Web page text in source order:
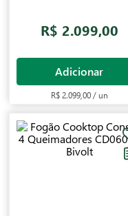
R$ 2.099,00
Adicionar
R$ 2.099,00 / un